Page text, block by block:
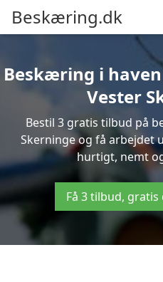
Beskæring.dk
Beskæring i
Vester
Bestil 3 gratis tilbud på
Skerninge og få arbejdet
hurtigt, nemt
Få 3 tilbud,